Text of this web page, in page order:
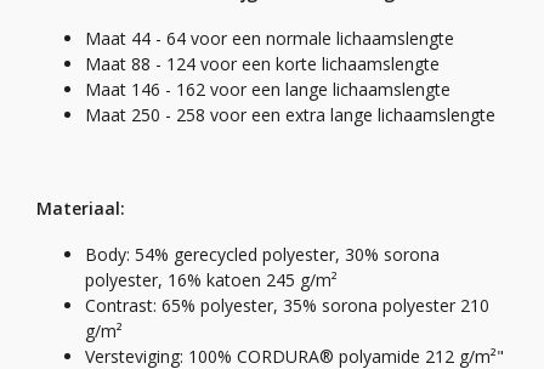
Maat 44 - 64 voor een normale lichaamslengte
Maat 88 - 124 voor een korte lichaamslengte
Maat 146 - 162 voor een lange lichaamslengte
Maat 250 - 258 voor een extra lange lichaamslengte
Materiaal:
Body: 54% gerecycled polyester, 30% sorona
polyester, 16% katoen 245 g/m²
Contrast: 65% polyester, 35% sorona polyester 210
g/m²
Versteviging: 100% CORDURA® polyamide 212 g/m²"